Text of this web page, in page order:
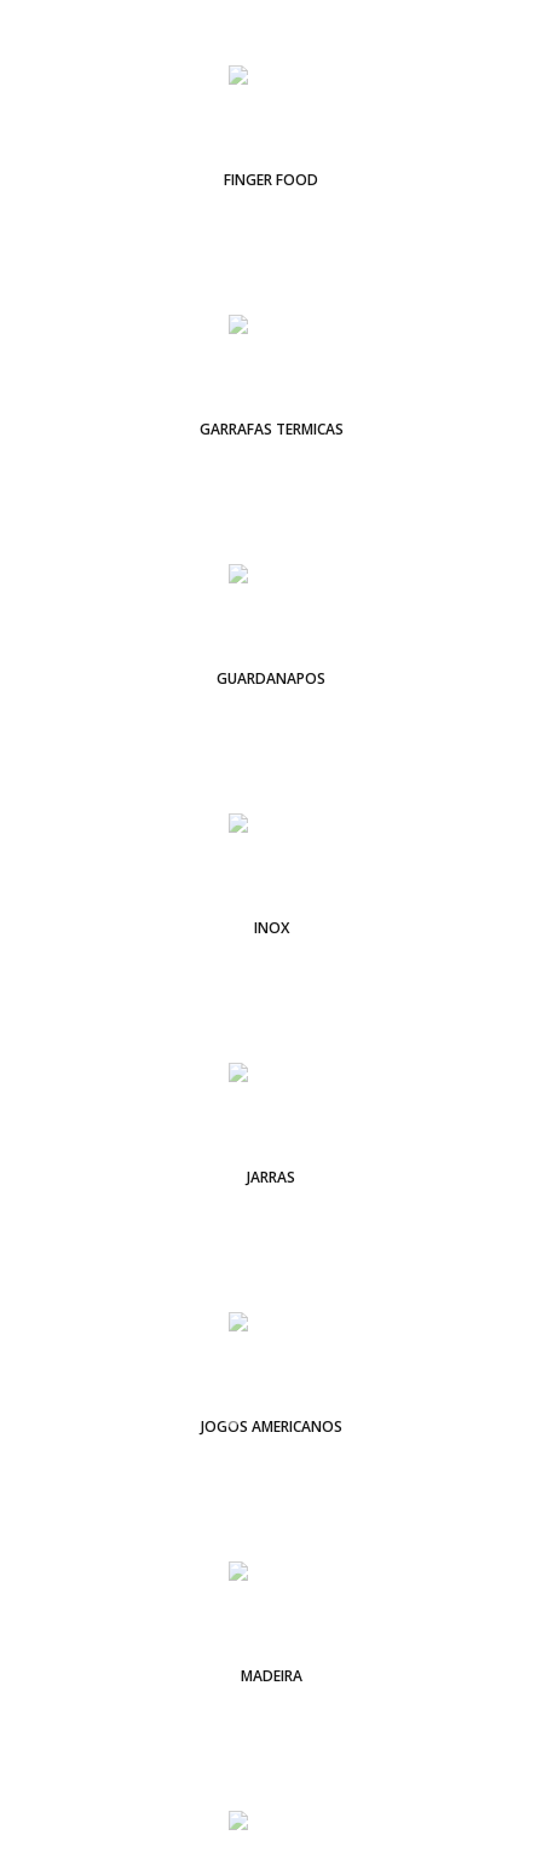
FINGER FOOD
GARRAFAS TERMICAS
GUARDANAPOS
INOX
JARRAS
JOGOS AMERICANOS
MADEIRA